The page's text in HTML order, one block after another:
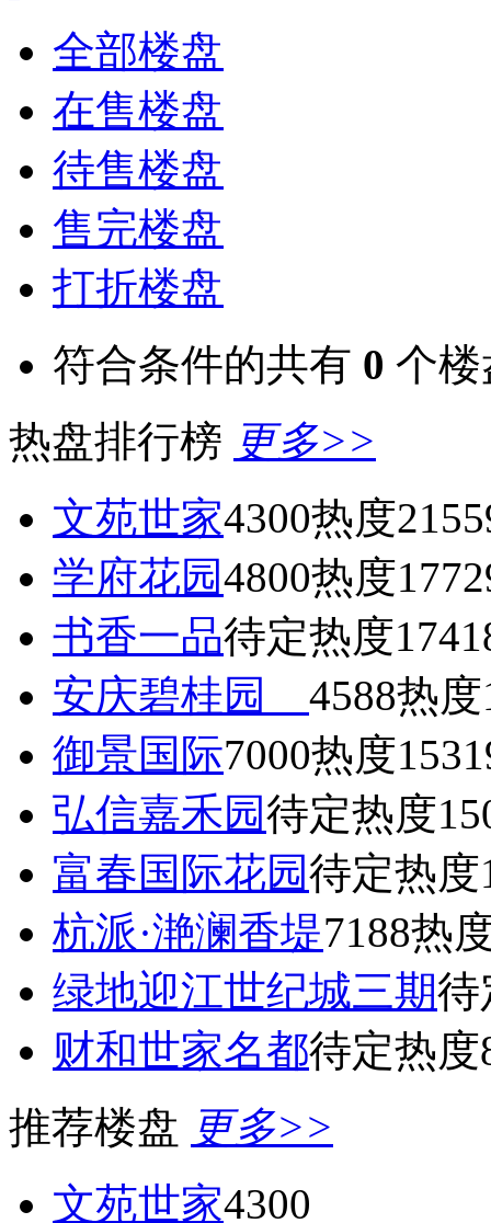
全部楼盘
在售楼盘
待售楼盘
售完楼盘
打折楼盘
符合条件的共有 0 个楼
热盘排行榜 更多>>
文苑世家4300热度
学府花园4800热度
书香一品待定热度
安庆碧桂园 4588热度
御景国际7000热度
弘信嘉禾园待定热度
富春国际花园待定热度
杭派·滟澜香堤7188热
绿地迎江世纪城三期待
财和世家名都待定热度
推荐楼盘 更多>>
文苑世家4300